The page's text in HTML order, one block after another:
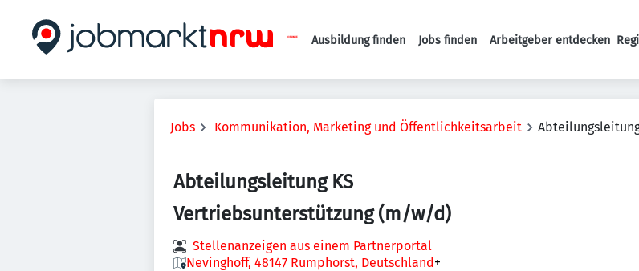
Haupt-Navigation
Ausbildung finden Jobs finden Arbeitgeber entdecken
Jobs Kommunikation, Marketing und Öffentlichkeitsarbeit
Abteilungsleitung KS
Vertriebsunterstützung (m/w/d)
Stellenanzeigen aus einem Partnerportal
Nevinghoff, 48147 Rumphorst, Deutschland+